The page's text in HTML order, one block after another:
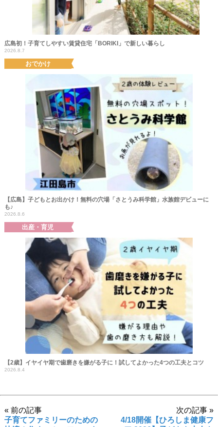
広島初！子育てしやすい賃貸住宅「BORIKI」で新しい暮らし
2026.8.7
おでかけ
【広島】子どもとお出かけ！無料の穴場「さとうみ科学館」水族館デビューに
も♪
2026.8.6
出産・育児
【2歳】イヤイヤ期で歯磨きを嫌がる子に！試してよかった4つの工夫とコツ
2026.8.4
« 前の記事
子育てファミリーのための
次の記事 »
4/18開催【ひろしま健康フ